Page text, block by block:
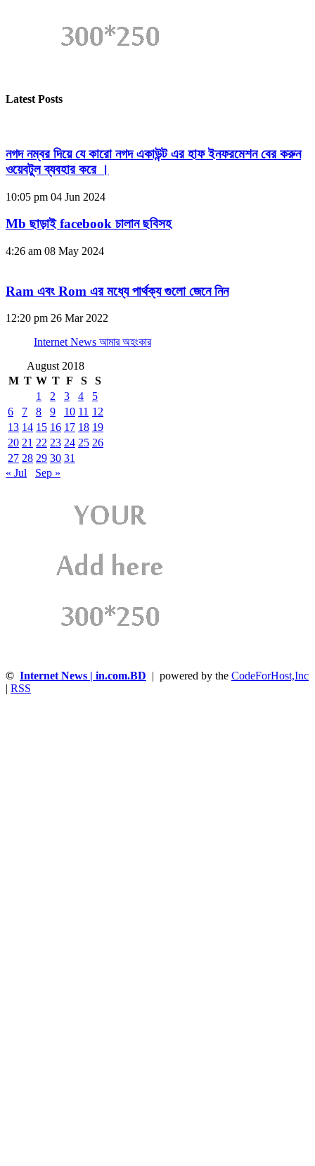
Latest Posts
নগদ নম্বর দিয়ে যে কারো নগদ একাউন্ট এর হাফ ইনফরমেশন বের করুন
ওয়েবটুল ব্যবহার করে ।
10:05 pm 04 Jun 2024
Mb ছাড়াই facebook চালান ছবিসহ
4:26 am 08 May 2024
Ram এবং Rom এর মধ্যে পার্থক্য গুলো জেনে নিন
12:20 pm 26 Mar 2022
Internet News আমার অহংকার
August 2018
M T W T F S
S
1
2 3 4
5
6
7 8 9 10 11 12
13 14 15 16 17 18 19
20 21 22 23 24 25 26
27 28 29 30 31
« Jul
Sep »
© Internet News | in.com.BD | powered by the CodeForHost,Inc
RSS